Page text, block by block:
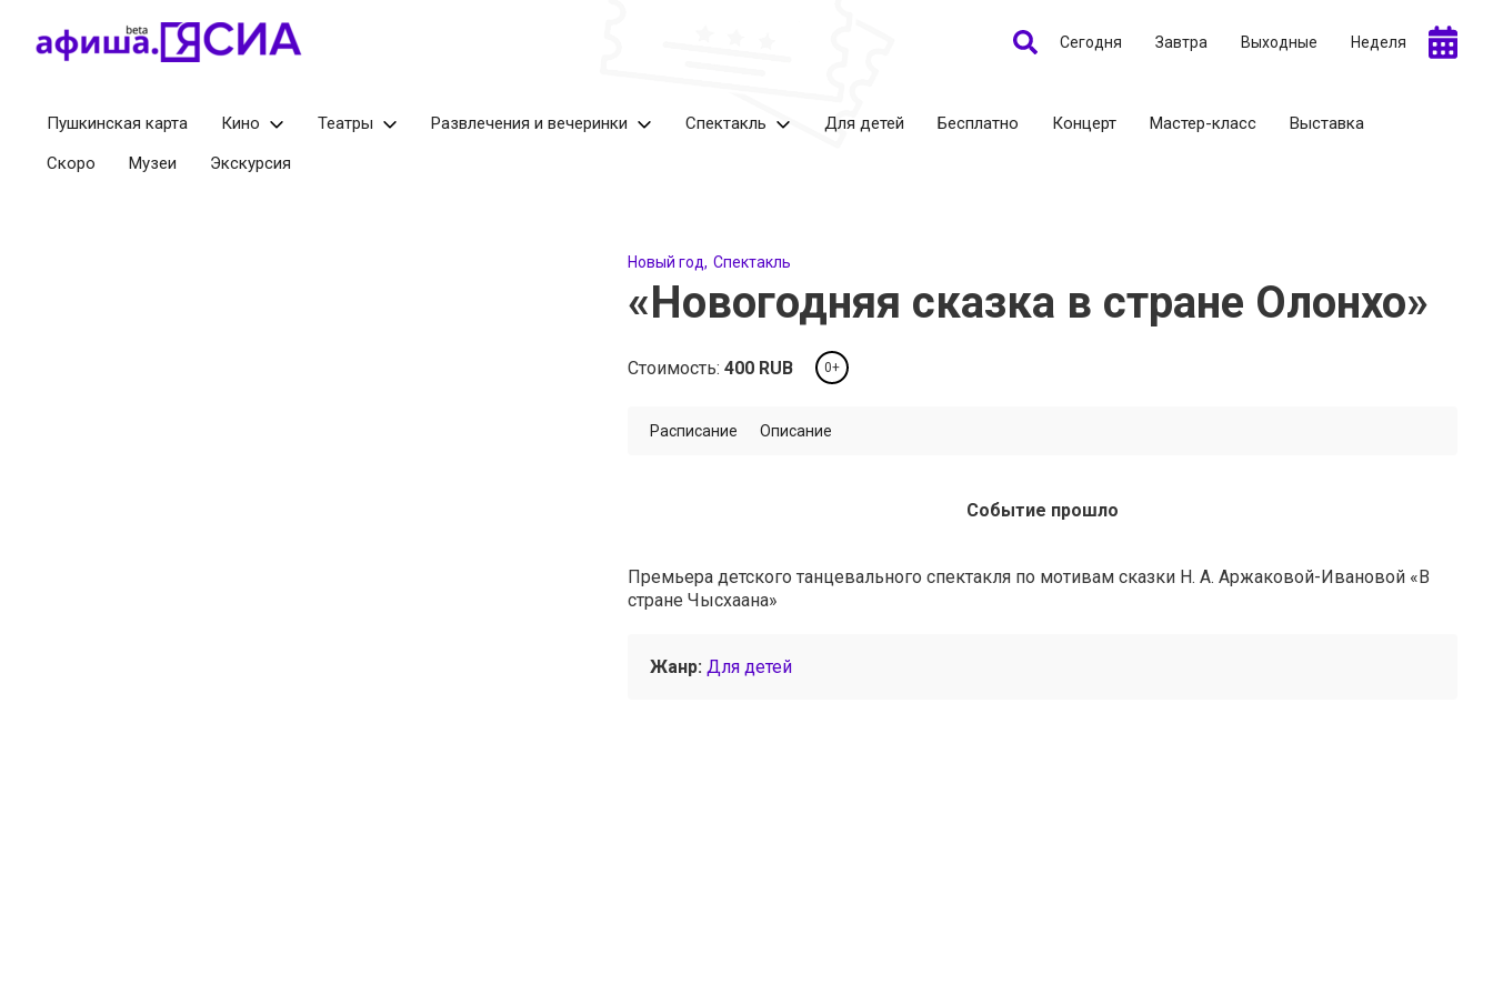
Сегодня Завтра Выходные Неделя
Пушкинская карта Кино Театры Развлечения и вечеринки Спектакль Для детей Бесплатно Концерт Мастер-класс
Выставка
Скоро
Музеи Экскурсия
Новый год Спектакль
«Новогодняя сказка в стране Олонхо»
Стоимость:400 RUB 0+
Расписание Описание
Событие прошло
Премьера детского танцевального спектакля по мотивам сказки Н. А. Аржаковой-Ивановой «В
стране Чысхаана»
Жанр: Для детей